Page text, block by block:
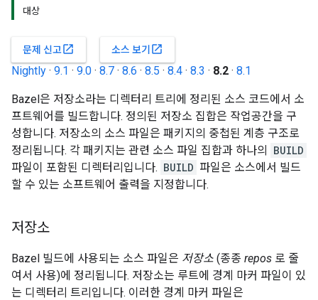
대상
문제 신고open_in_new 소스 보기 open_in_new
Nightly · 9.1 · 9.0 · 8.7 · 8.6 · 8.5 · 8.4 · 8.3 · 8.2 · 8.1
Bazel은 저장소라는 디렉터리 트리에 정리된 소스 코드에서 소
프트웨어를 빌드합니다. 정의된 저장소 집합은 작업공간을 구
성합니다. 저장소의 소스 파일은 패키지의 중첩된 계층 구조로
정리됩니다. 각 패키지는 관련 소스 파일 집합과 하나의
BUILD
파일이 포함된 디렉터리입니다. BUILD 파일은 소스에서 빌드
할 수 있는 소프트웨어 출력을 지정합니다.
저장소
Bazel 빌드에 사용되는 소스 파일은 저장소 (종종 repos 로 줄
여서 사용)에 정리됩니다. 저장소는 루트에 경계 마커 파일이 있
는 디렉터리 트리입니다. 이러한 경계 마커 파일은